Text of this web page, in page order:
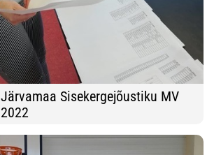
Järvamaa Sisekergejõustiku MV
2022